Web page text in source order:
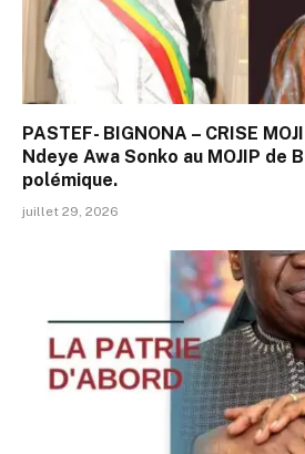
PASTEF- BIGNONA – CRISE
Ndeye Awa Sonko au MOJIP de
polémique.
juillet 29, 2026